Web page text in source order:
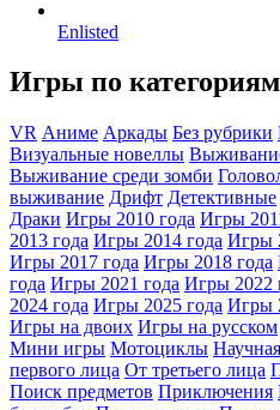
Enlisted
Игры по категориям
VR Аниме Аркады Без рубрики
Визуальные новеллы
Выживание среди зомби
выживание Дрифт Детективные
Драки Игры 2010 года Игры
2013 года Игры 2014 года Игры
Игры 2017 года Игры 2018 года
года Игры 2021 года Игры 2022
2024 года Игры 2025 года Игры
Игры на двоих Игры на русском
Мини игры Мотоциклы
первого лица От третьего лица
Поиск предметов Приключения